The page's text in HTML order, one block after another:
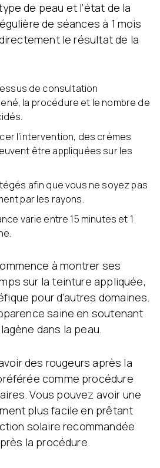
de peau et l’état de la
de séances à 1 mois
le résultat de la
de consultation
la procédure et le nombre de
l’intervention, des crèmes
être appliquées sur les
afin que vous ne soyez pas
par les rayons.
varie entre 15 minutes et 1
à montrer ses
sur la teinture appliquée,
pour d’autres domaines.
saine en soutenant
dans la peau.
des rougeurs après la
comme procédure
Vous pouvez avoir une
plus facile en prêtant
solaire recommandée
la procédure.